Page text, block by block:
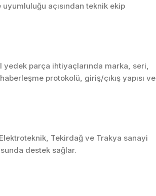
Proses Otomasyonu
Robotik ve Hareket
açısından teknik ekip
yedek parça ihtiyaçlarında marka, seri,
protokolü, giriş/çıkış yapısı ve
Tekirdağ ve Trakya sanayi
destek sağlar.